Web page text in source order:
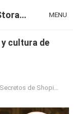
TeraBox Blog | 1TB Free Cloud Storage & All-in-One AI Space MENU
cultura de
Shopify y cultura de ingeniería